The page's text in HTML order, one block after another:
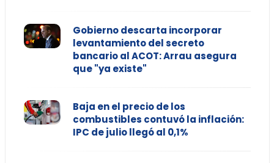
Gobierno descarta incorporar
levantamiento del secreto
bancario al ACOT: Arrau asegura
que "ya existe"
Baja en el precio de los
combustibles contuvó la inflación:
IPC de julio llegó al 0,1%